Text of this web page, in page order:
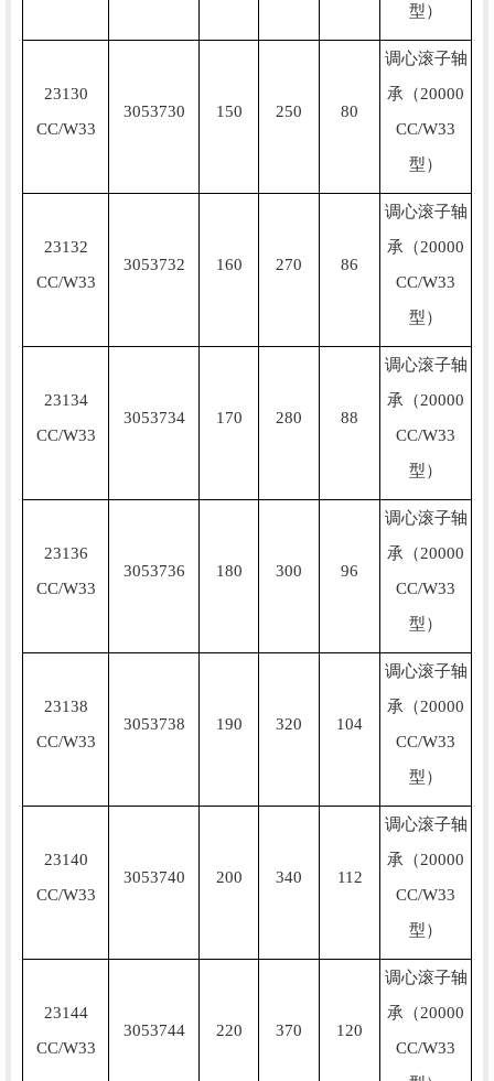
型）
23130
CC/W33
3053730 150 250 80
调心滚子轴
承（20000
CC/W33
型）
23132
CC/W33
3053732 160 270 86
调心滚子轴
承（20000
CC/W33
型）
23134
CC/W33
3053734 170 280 88
调心滚子轴
承（20000
CC/W33
型）
23136
CC/W33
3053736 180 300 96
调心滚子轴
承（20000
CC/W33
型）
23138
CC/W33
3053738 190 320 104
调心滚子轴
承（20000
CC/W33
型）
23140
CC/W33
3053740 200 340 112
调心滚子轴
承（20000
CC/W33
型）
23144
CC/W33
3053744 220 370 120
调心滚子轴
承（20000
CC/W33